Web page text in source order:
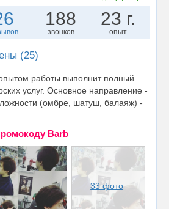
188
звонков
23 г.
опыт
(25)
работы выполнит полный
услуг. Основное направление -
(омбре, шатуш, балаяж) -
Barb
33 фото